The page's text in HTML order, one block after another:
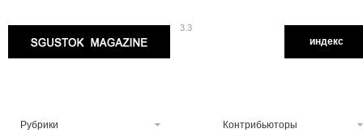
3.3
индекс
Рубрики Контрибьюторы